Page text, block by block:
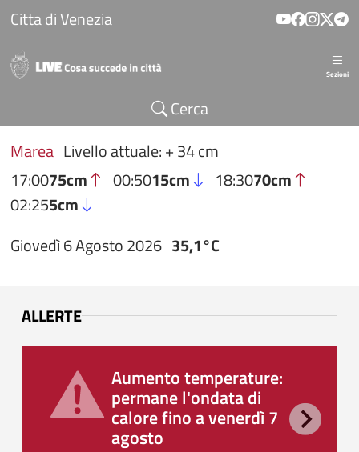
Salta al contenuto principale
Citta di Venezia
Sezioni
Cerca
Marea Livello attuale: + 34 cm
17:0075cm 00:5015cm 18:3070cm
02:255cm
Giovedì 6 Agosto 2026 35,1°C
ALLERTE
Aumento temperature:
permane l'ondata di
calore fino a venerdì 7
agosto